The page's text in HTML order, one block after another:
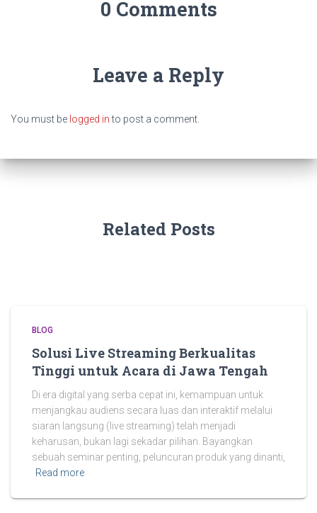
0 Comments
Leave a Reply
You must be logged into post a comment.
Related Posts
BLOG
Solusi Live Streaming Berkualitas
Tinggi untuk Acara di Jawa Tengah
Di era digital yang serba cepat ini, kemampuan untuk
menjangkau audiens secara luas dan interaktif melalui
siaran langsung (live streaming) telah menjadi
keharusan, bukan lagi sekadar pilihan. Bayangkan
sebuah seminar penting, peluncuran produk yang dinanti,
Read more